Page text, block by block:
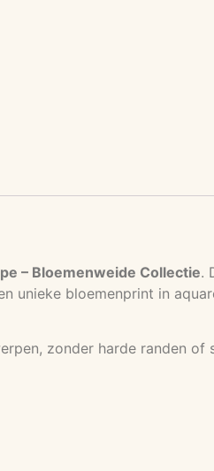
– Bloemenweide Collectie.
unieke bloemenprint in
zonder harde randen